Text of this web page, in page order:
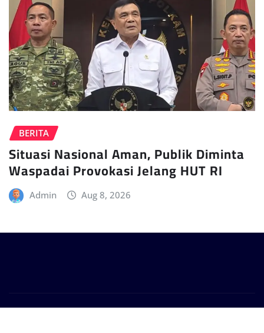
BERITA
Situasi Nasional Aman, Publik Diminta
Waspadai Provokasi Jelang HUT RI
Admin Aug 8, 2026